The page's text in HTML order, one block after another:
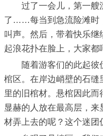
过了一会儿，第一艘
了……每当到急流险滩时
叫声。然后，带着快乐
起浪花扑在脸上，大家都
随着游客们的此起彼
棺区。在岸边峭壁的石
里的旧棺材。悬棺因此
显赫的人放在最高层，
材弄上去的呢？这个迷团